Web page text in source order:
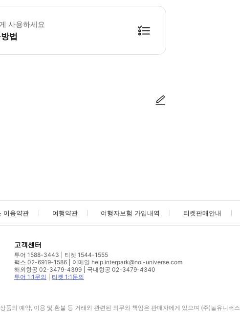
편안한 옷과 신발 * 모자 또는 캡모자 * 선크림 * 카메라
사용하세요
법
이용약관 여행약관 여행자보험 가입내역 티켓판매안내
고객센터
투어 1588-3443
티켓 1544-1555
팩스 02-6919-1586
이메일 help.interpark@nol-universe.com
해외항공 02-3479-4399
국내항공 02-3479-4340
투어 1:1문의
티켓 1:1문의
의 예약, 이용 및 환불 등 거래와 관련된 의무와 책임은 판매자에게 있으며 (주)놀유니버스